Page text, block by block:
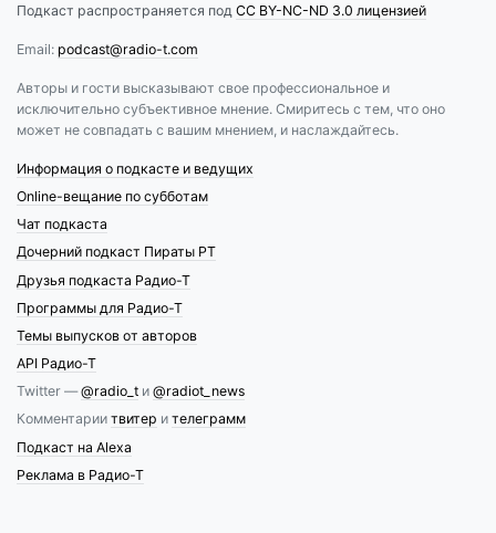
Подкаст распространяется под CC BY-NC-ND 3.0 лицензией
Email: podcast@radio-t.com
Авторы и гости высказывают свое профессиональное и
исключительно субъективное мнение. Смиритесь с тем, что оно
может не совпадать с вашим мнением, и наслаждайтесь.
Информация о подкасте и ведущих
Online-вещание по субботам
Чат подкаста
Дочерний подкаст Пираты РТ
Друзья подкаста Радио-Т
Программы для Радио-Т
Темы выпусков от авторов
API Радио-Т
Twitter —@radio_t и @radiot_news
Комментарии твитер и телеграмм
Подкаст на Alexa
Реклама в Радио-Т